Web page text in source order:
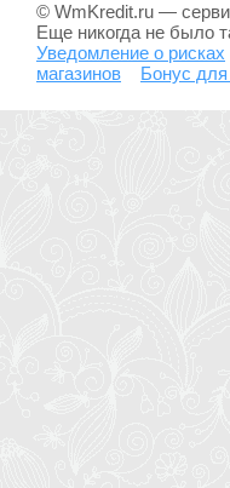
© WmKredit.ru —
Еще никогда не было
Уведомление о рисках
магазинов
Бонус для